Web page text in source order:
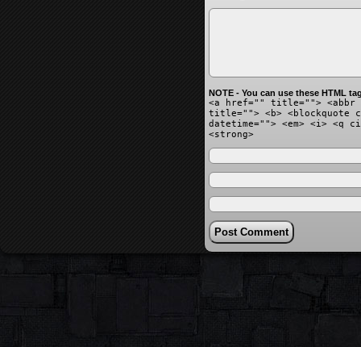
NOTE - You can use these HTML
<a href="" title=""> <abbr
title=""> <b> <blockquote
datetime=""> <em> <i> <q
<strong>